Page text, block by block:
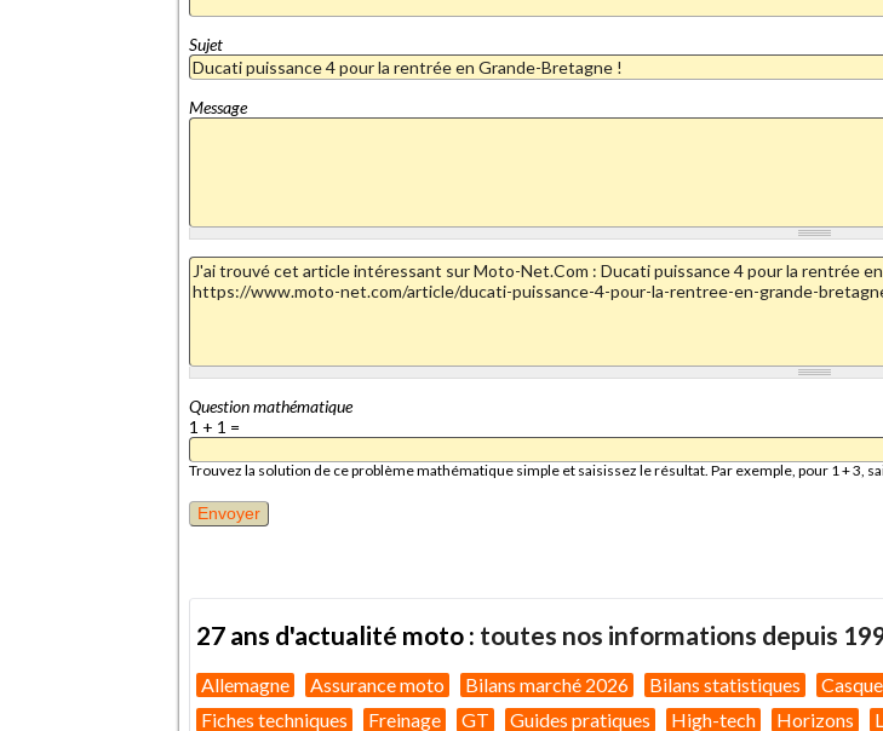
Sujet
Message
Question mathématique
1 + 1 =
Trouvez la solution de ce problème mathématique simple et saisissez le résultat. Par exemple, pour 1 + 3,
27 ans d'actualité moto : toutes nos informations depuis
Allemagne Assurance moto Bilans marché 2026 Bilans statistiques
Fiches techniques
Freinage GT Guides pratiques High-tech Horizons